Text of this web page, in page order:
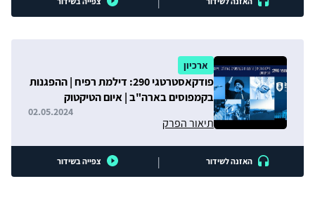
ארכיון
פודקאסטרטגי 290: דילמת רפיח | ההפגנות
בקמפוסים בארה"ב | איום הטיקטוק
תיאור הפרק
02.05.2024
האזנה לשידור | צפייה בשידור